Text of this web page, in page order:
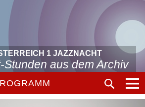
1 JAZZNACHT
Stunden aus dem Archiv